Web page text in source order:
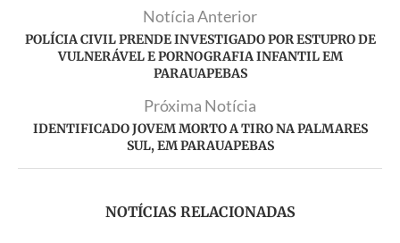
Notícia Anterior
POLÍCIA CIVIL PRENDE INVESTIGADO POR ESTUPRO DE
VULNERÁVEL E PORNOGRAFIA INFANTIL EM
PARAUAPEBAS
Próxima Notícia
IDENTIFICADO JOVEM MORTO A TIRO NA PALMARES
SUL, EM PARAUAPEBAS
NOTÍCIAS RELACIONADAS